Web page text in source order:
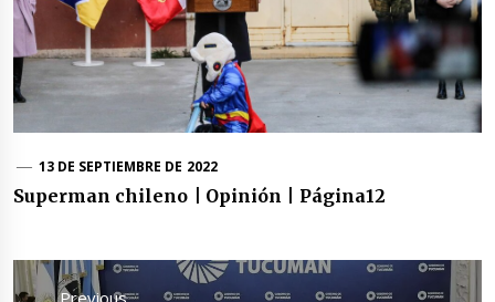
13 DE SEPTIEMBRE DE 2022
Superman chileno | Opinión | Página12
Navegación
de
Previous